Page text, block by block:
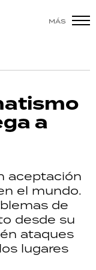
MÁS
a
aceptación
el mundo.
de
desde su
ataques
lugares